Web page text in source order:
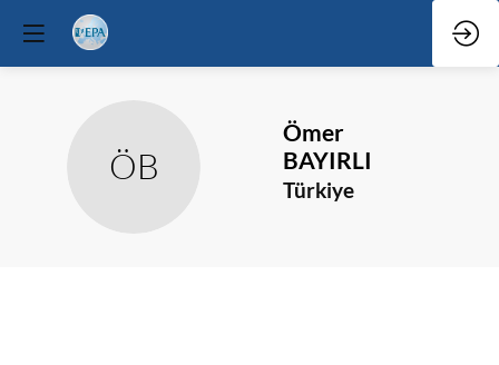
ÖB
Ömer
BAYIRLI
Türkiye